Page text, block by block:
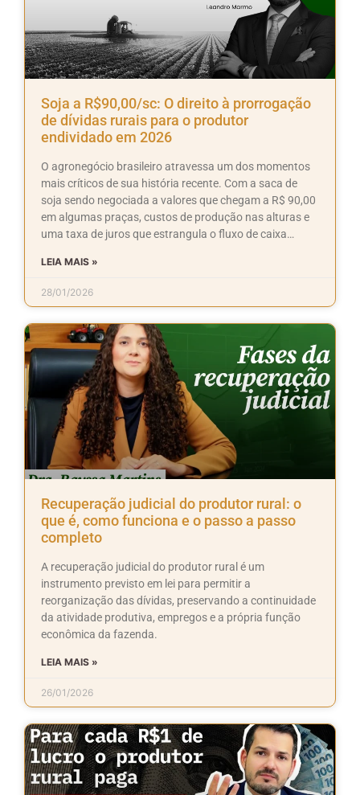
Soja a R$90,00/sc: O direito à prorrogação
de dívidas rurais para o produtor
endividado em 2026
O agronegócio brasileiro atravessa um dos momentos
mais críticos de sua história recente. Com a saca de
soja sendo negociada a valores que chegam a R$ 90,00
em algumas praças, custos de produção nas alturas e
uma taxa de juros que estrangula o fluxo de caixa…
LEIA MAIS »
28/01/2026
Recuperação judicial do produtor rural: o
que é, como funciona e o passo a passo
completo
A recuperação judicial do produtor rural é um
instrumento previsto em lei para permitir a
reorganização das dívidas, preservando a continuidade
da atividade produtiva, empregos e a própria função
econômica da fazenda.
LEIA MAIS »
26/01/2026